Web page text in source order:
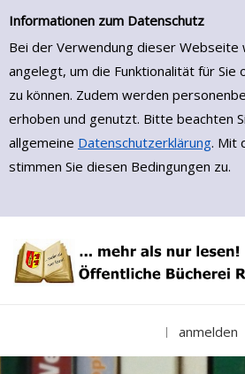
Einfache Suche
Informationen zum Datenschutz
Bei der Verwendung dieser Webseite
angelegt, um die Funktionalität für Sie
zu können. Zudem werden
erhoben und genutzt. Bitte beachten
allgemeine Datenschutzerklärung. Mit
stimmen Sie diesen Bedingungen zu.
Zur Detailanzeige springen
anmelden